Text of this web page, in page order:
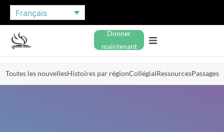
Français
Donner
maintenant
Toutes les nouvellesHistoires par régionCollégialRessourcesPassages